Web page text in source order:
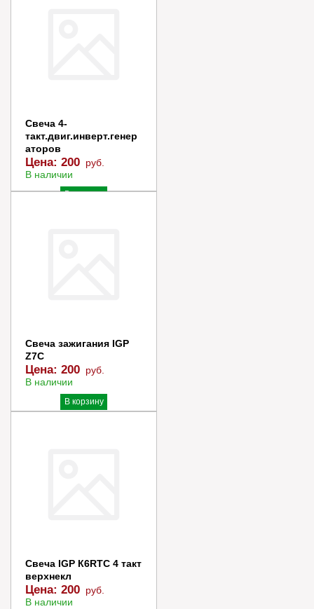
Свеча 4-
такт.двиг.инверт.генер
аторов
Цена: 200 руб.
В наличии
В корзину
Свеча зажигания IGP
Z7C
Цена: 200 руб.
В наличии
В корзину
Свеча IGP К6RTC 4 такт
верхнекл
Цена: 200 руб.
В наличии